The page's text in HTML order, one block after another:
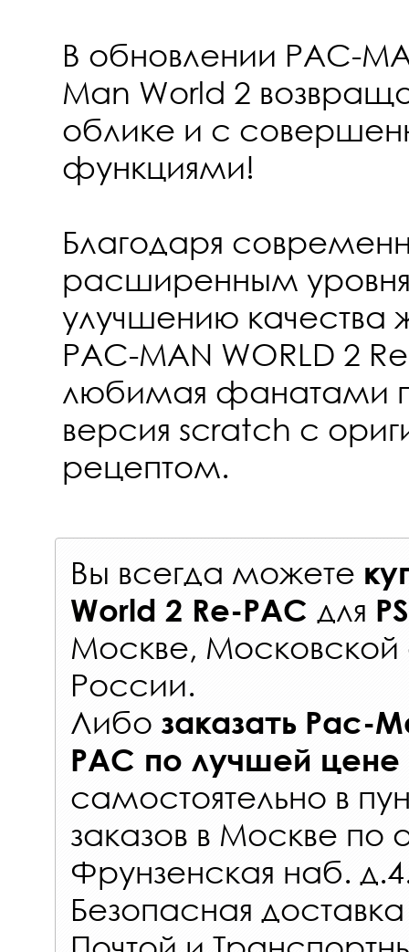
В обновлении PAC-
Man World 2
облике и с
функциями!
Благодаря
расширенным
улучшению качества
PAC-MAN WORLD 2
любимая фанатами
версия scratch с
рецептом.
Вы всегда можете
World 2 Re-PAC для
Москве, Московской
России.
Либо заказать Pac-
PAC по лучшей цене
самостоятельно в
заказов в Москве по
Фрунзенская наб.
Безопасная